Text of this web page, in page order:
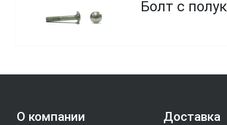
Болт с
О компании Доставка